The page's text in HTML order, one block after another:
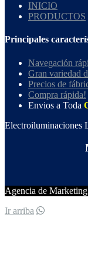
INICIO
PRODUCTOS
Principales
Navegación
Gran variedad
Precios de
Compra rápida!
Envios a Toda
Electroiluminaciones
Agencia de
Ir arriba